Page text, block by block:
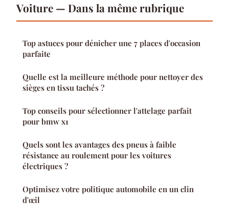
Voiture — Dans la même rubrique
Top astuces pour dénicher une 7 places d'occasion
parfaite
Quelle est la meilleure méthode pour nettoyer des
sièges en tissu tachés ?
Top conseils pour sélectionner l'attelage parfait
pour bmw x1
Quels sont les avantages des pneus à faible
résistance au roulement pour les voitures
électriques ?
Optimisez votre politique automobile en un clin
d'œil